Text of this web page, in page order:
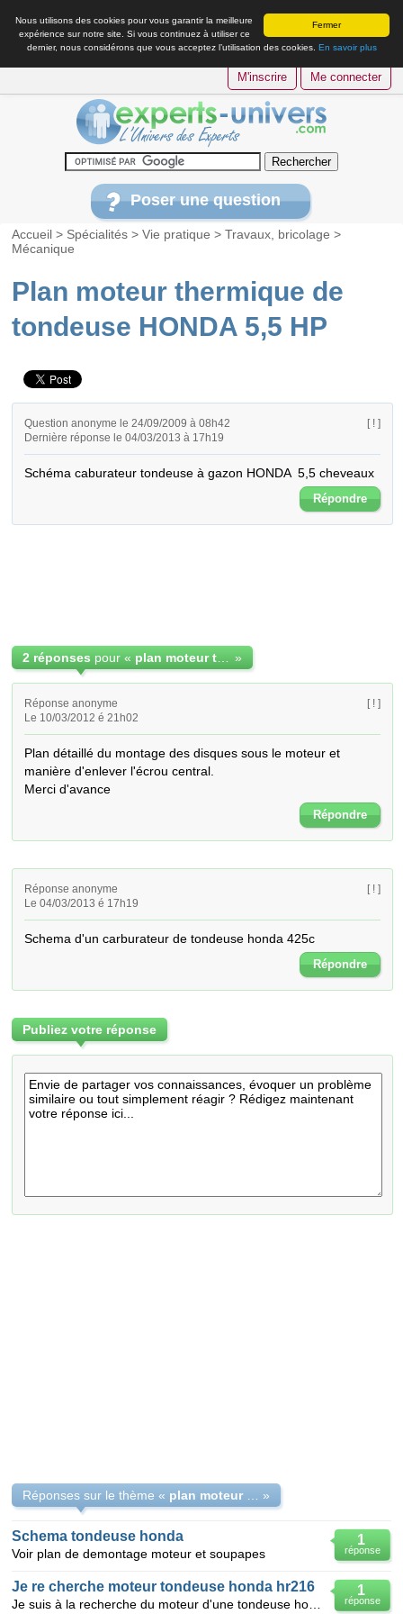
Fermer
Nous utilisons des cookies pour vous garantir la meilleure
expérience sur notre site. Si vous continuez à utiliser ce
dernier, nous considérons que vous acceptez l’utilisation des cookies. En savoir plus
M'inscrire Me connecter
Poser une question
Accueil > Spécialités >Vie pratique >Travaux, bricolage >
Mécanique
Plan moteur thermique de
tondeuse HONDA 5,5 HP
Question anonyme le 24/09/2009 à 08h42
Dernière réponse le 04/03/2013 à 17h19
[ ! ]
Schéma caburateur tondeuse à gazon HONDA  5,5 cheveaux
Répondre
2 réponses pour « »
Réponse anonyme
Le 10/03/2012 é 21h02
[ ! ]
Plan détaillé du montage des disques sous le moteur et
manière d'enlever l'écrou central.
Merci d'avance
Répondre
Réponse anonyme
Le 04/03/2013 é 17h19
[ ! ]
Schema d'un carburateur de tondeuse honda 425c
Répondre
Publiez votre réponse
Réponses sur le thème « »
1
réponse
Schema tondeuse honda
Voir plan de demontage moteur et soupapes
1
réponse
Je re cherche moteur tondeuse honda hr216